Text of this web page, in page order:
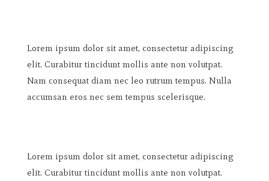
Lorem ipsum dolor sit amet, consectetur adipiscing
elit. Curabitur tincidunt mollis ante non volutpat.
Nam consequat diam nec leo rutrum tempus. Nulla
accumsan eros nec sem tempus scelerisque.
Lorem ipsum dolor sit amet, consectetur adipiscing
elit. Curabitur tincidunt mollis ante non volutpat.